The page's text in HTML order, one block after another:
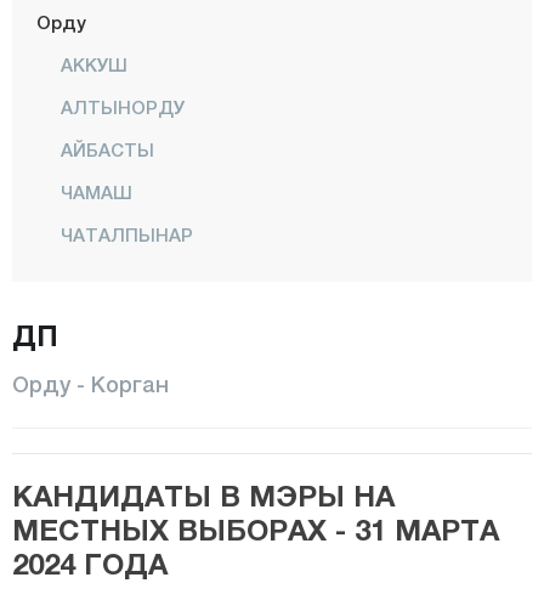
Орду
АККУШ
АЛТЫНОРДУ
АЙБАСТЫ
ЧАМАШ
ЧАТАЛПЫНАР
ГЮЛЬЯЛЫ
ИКИЗДЖЕ
КАБАДУЗ
КАБАТАШ
ДП
Орду - Корган
КАНДИДАТЫ В МЭРЫ НА
МЕСТНЫХ ВЫБОРАХ - 31 МАРТА
2024 ГОДА